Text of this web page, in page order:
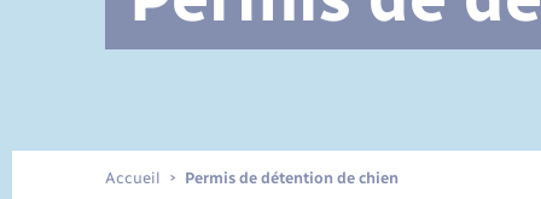
Documents d’identité
Accueil Permis de détention de chien